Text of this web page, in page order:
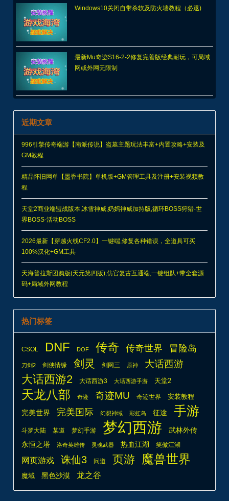
Windows10关闭自带杀软及防火墙教程（必退)
最新Mu奇迹S16-2-2修复完善版经典耐玩，可局域
网或外网无限制
近期文章
996引擎传奇端游【南派传说】盗墓主题玩法丰富+内置攻略+安装及
GM教程
精品怀旧网单【墨香书院】单机版+GM管理工具及注册+安装视频教
程
天堂2商业端盟战版本,冰雪神威,奶妈神威加持版,循环BOSS狩猎-世
界BOSS-活动BOSS
2026最新【穿越火线CF2.0】一键端,修复各种错误，全道具可买
100%汉化+GM工具
天海普拉斯团购版(天元第四版),仿官复古互通端,一键组队+带全套源
码+局域外网教程
热门标签
CSOL DNF DOF 传奇 传奇世界 冒险岛
刀剑2 剑侠情缘 剑灵 剑网三 原神 大话西游
大话西游2 大话西游3 大话西游手游 天堂2
天龙八部 奇迹 奇迹MU 奇迹世界 安装教程
完美世界 完美国际 幻想神域 彩虹岛 征途 手游
斗罗大陆 某道 梦幻手游 梦幻西游
武林外传
永恒之塔
洛奇英雄传 灵魂武器 热血江湖 笑傲江湖
网页游戏 诛仙3 问道 页游 魔兽世界
魔域 黑色沙漠 龙之谷